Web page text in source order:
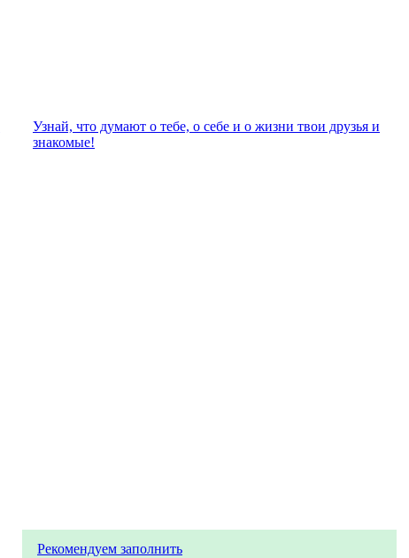
Узнай, что думают о тебе, о себе и о жизни твои друзья и
знакомые!
Рекомендуем заполнить